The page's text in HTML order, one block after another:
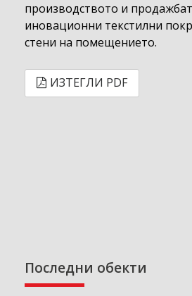
производството и
иновационни текстилни
стени на помещението.
ИЗТЕГЛИ PDF
Последни обекти